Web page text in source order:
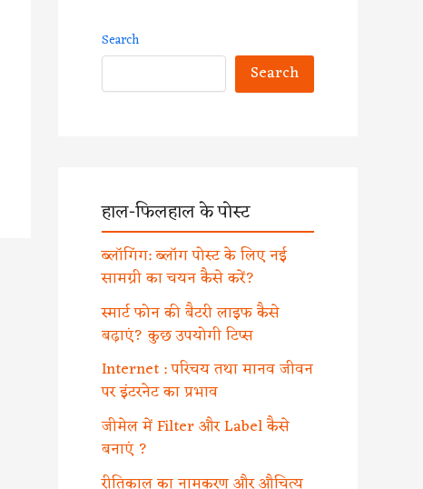
Search
Search
हाल-फिलहाल के पोस्ट
ब्लॉगिंग: ब्लॉग पोस्ट के लिए नई
सामग्री का चयन कैसे करें?
स्मार्ट फोन की बैटरी लाइफ कैसे
बढ़ाएं? कुछ उपयोगी टिप्स
Internet : परिचय तथा मानव जीवन
पर इंटरनेट का प्रभाव
जीमेल में Filter और Label कैसे
बनाएं ?